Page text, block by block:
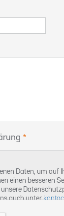
Daten, um
einen besseren
auch unter